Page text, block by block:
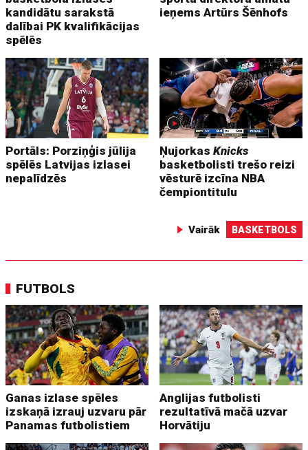
kandidātu sarakstā
dalībai PK kvalifikācijas
spēlēs
ieņems Artūrs Šēnhofs
Portāls: Porziņģis jūlija
spēlēs Latvijas izlasei
nepalīdzēs
ŅujorkasKnicks
basketbolisti trešo reizi
vēsturē izcīna NBA
čempiontitulu
Vairāk BASKETBOLS
FUTBOLS
Ganas izlase spēles
izskaņā izrauj uzvaru pār
Panamas futbolistiem
Anglijas futbolisti
rezultatīvā mačā uzvar
Horvātiju